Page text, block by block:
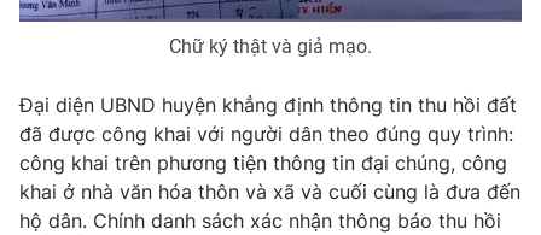
Chữ ký thật và giả mạo.
Đại diện UBND huyện khẳng định thông tin thu hồi đất
đã được công khai với người dân theo đúng quy trình:
công khai trên phương tiện thông tin đại chúng, công
khai ở nhà văn hóa thôn và xã và cuối cùng là đưa đến
hộ dân. Chính danh sách xác nhận thông báo thu hồi